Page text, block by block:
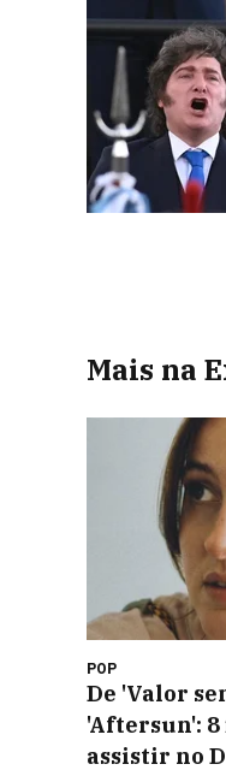
Mais na
POP
De 'Valor
'Aftersun':
assistir no